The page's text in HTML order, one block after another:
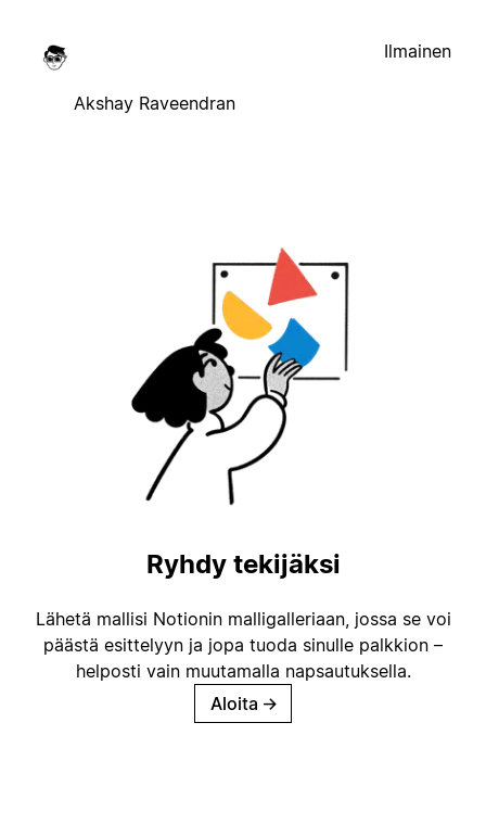
Akshay Raveendran
Ilmainen
Ryhdy tekijäksi
Lähetä mallisi Notionin malligalleriaan, jossa se voi
päästä esittelyyn ja jopa tuoda sinulle palkkion –
helposti vain muutamalla napsautuksella.
Aloita →